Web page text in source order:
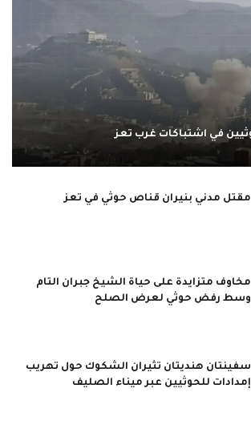
مقتل مدني بنيران قناص حوثي في تعز
مخاوف متزايدة على حياة الشيخ جبران التام
وسط رفض حوثي لعرض الصلح
سفينتان هنديتان تثيران الشكوك حول تهريب
إمدادات للحوثيين عبر ميناء الصليف